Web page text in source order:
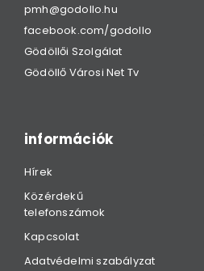
pmh@godollo.hu
facebook.com/godollo
Gödöllői Szolgálat
Gödöllő Városi Net Tv
információk
Hírek
Közérdekű
telefonszámok
Kapcsolat
Adatvédelmi szabályzat